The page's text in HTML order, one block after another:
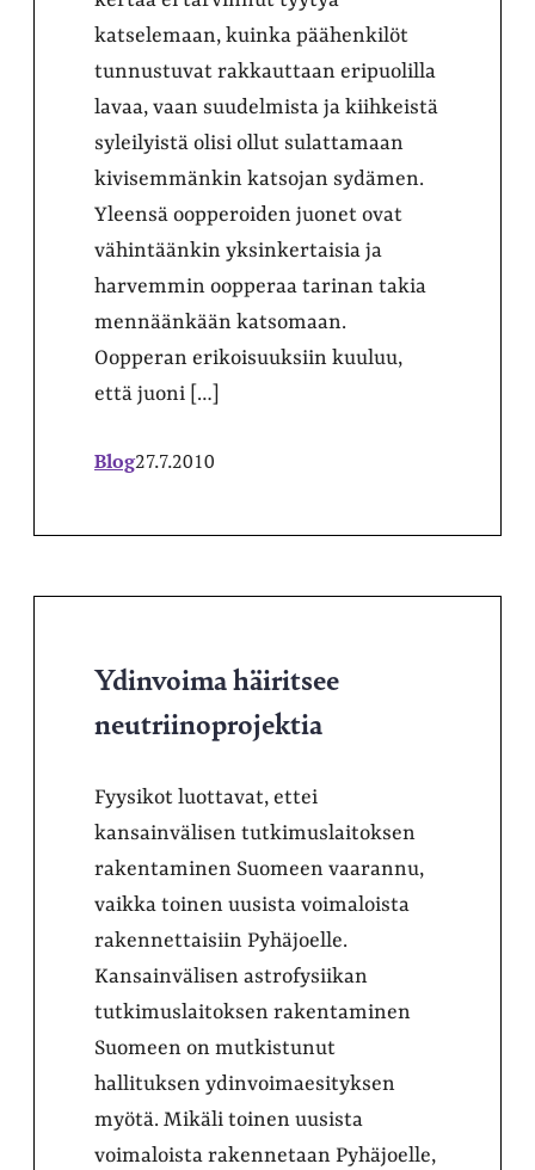
katselemaan, kuinka päähenkilöt
tunnustuvat rakkauttaan eripuolilla
lavaa, vaan suudelmista ja kiihkeistä
syleilyistä olisi ollut sulattamaan
kivisemmänkin katsojan sydämen.
Yleensä oopperoiden juonet ovat
vähintäänkin yksinkertaisia ja
harvemmin oopperaa tarinan takia
mennäänkään katsomaan.
Oopperan erikoisuuksiin kuuluu,
että juoni […]
Blog27.7.2010
Ydinvoima häiritsee
neutriinoprojektia
Fyysikot luottavat, ettei
kansainvälisen tutkimuslaitoksen
rakentaminen Suomeen vaarannu,
vaikka toinen uusista voimaloista
rakennettaisiin Pyhäjoelle.
Kansainvälisen astrofysiikan
tutkimuslaitoksen rakentaminen
Suomeen on mutkistunut
hallituksen ydinvoimaesityksen
myötä. Mikäli toinen uusista
voimaloista rakennetaan Pyhäjoelle,